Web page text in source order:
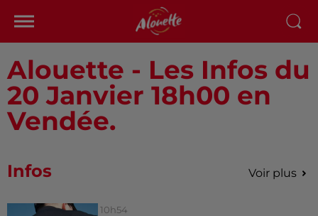
Alouette - Les Infos du
20 Janvier 18h00 en
Vendée.
Infos Voir plus
10h54